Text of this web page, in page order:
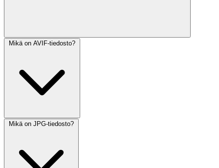
Mikä on AVIF-tiedosto?
Mikä on JPG-tiedosto?